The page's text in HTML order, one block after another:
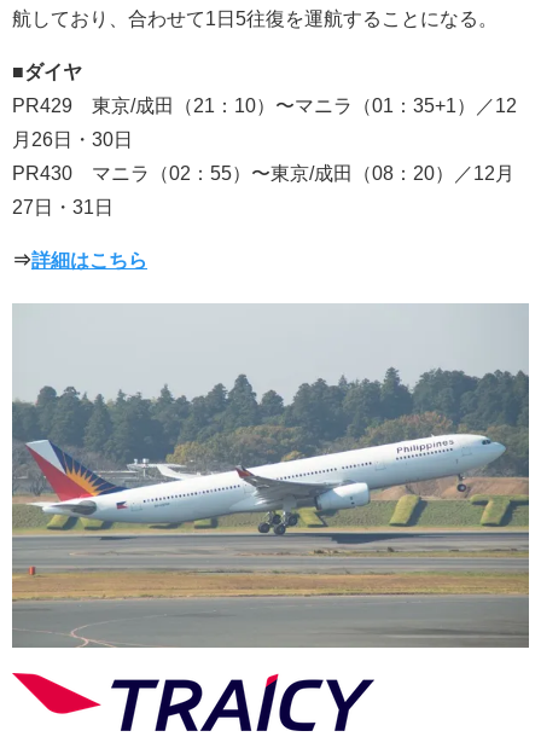
航しており、合わせて1日5往復を運航することになる。
■ダイヤ
PR429 東京/成田（21：10）〜マニラ（01：35+1）／12
月26日・30日
PR430 マニラ（02：55）〜東京/成田（08：20）／12月
27日・31日
⇒詳細はこちら